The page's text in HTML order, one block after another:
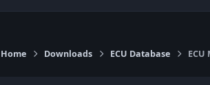
Home Downloads ECU Database ECU